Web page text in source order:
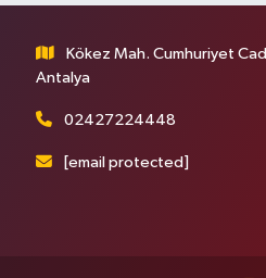
Kökez Mah. Cumhuriyet
Antalya
02427224448
[email protected]